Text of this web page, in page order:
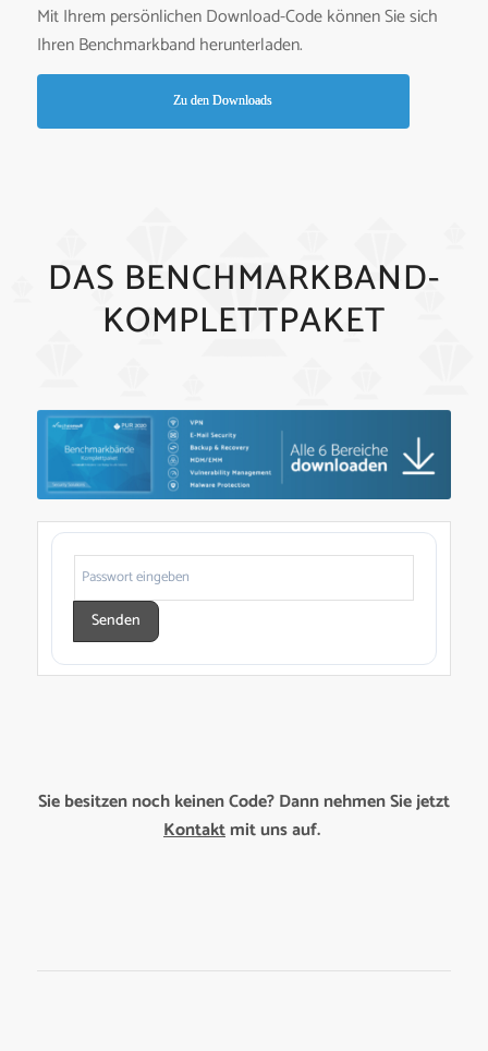
Mit Ihrem persönlichen Download-Code können Sie sich
Ihren Benchmarkband herunterladen.
Zu den Downloads
DAS BENCHMARKBAND-
KOMPLETTPAKET
Sie besitzen noch keinen Code? Dann nehmen Sie jetzt
Kontaktmit uns auf.